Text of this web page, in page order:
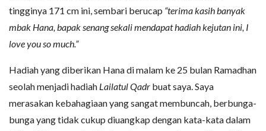
tingginya 171 cm ini, sembari berucap “terima kasih banyak
mbak Hana, bapak senang sekali mendapat hadiah kejutan ini, I
love you so much.”
Hadiah yang diberikan Hana di malam ke 25 bulan Ramadhan
seolah menjadi hadiah Lailatul Qadr buat saya. Saya
merasakan kebahagiaan yang sangat membuncah, berbunga-
bunga yang tidak cukup diuangkap dengan kata-kata dalam